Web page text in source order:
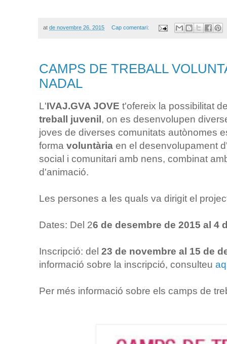
at de novembre 26, 2015 Cap comentari:
CAMPS DE TREBALL
NADAL
L'IVAJ.GVA JOVE t'ofereix la possibilitat
treball juvenil, on es desenvolupen
joves de diverses comunitats autònomes
forma voluntària en el desenvolupament
social i comunitari amb nens, combinat
d'animació.
Les persones a les quals va dirigit el
Dates: Del 26 de desembre de 2015 al 4
Inscripció: del 23 de novembre al 15 de
informació sobre la inscripció, consulteu
Per més informació sobre els camps de